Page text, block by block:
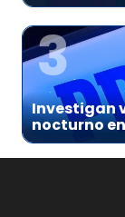
3
Investigan
nocturno